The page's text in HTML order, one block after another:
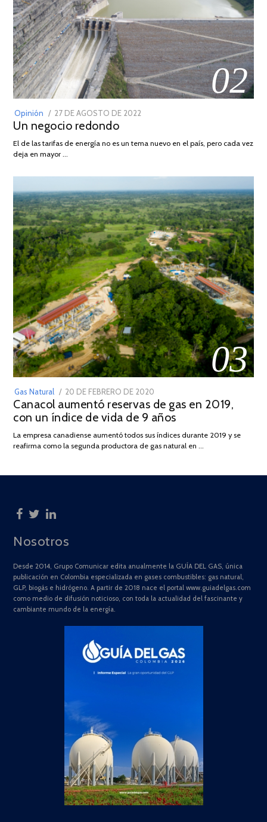
02
Opinión
POSTED
ON
27 DE AGOSTO DE 2022
DE
Un negocio redondo
El de las tarifas de energía no es un tema nuevo en el país, pero cada vez
deja en mayor …
03
Gas Natural
POSTED
ON
20 DE FEBRERO DE 2020
DE
JULIO
2025
Canacol aumentó reservas de gas en 2019,
con un índice de vida de 9 años
La empresa canadiense aumentó todos sus índices durante 2019 y se
reafirma como la segunda productora de gas natural en …
Nosotros
Desde 2014, Grupo Comunicar edita anualmente la GUÍA DEL GAS, única
publicación en Colombia especializada en gases combustibles: gas natural,
GLP, biogás e hidrógeno. A partir de 2018 nace el portal www.guiadelgas.com
como medio de difusión noticioso, con toda la actualidad del fascinante y
cambiante mundo de la energía.